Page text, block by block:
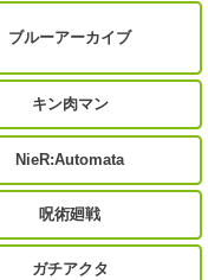
ブルーアーカイブ
キン肉マン
NieR:Automata
呪術廻戦
ガチアクタ